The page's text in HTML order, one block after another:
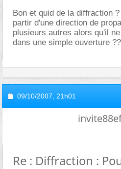
Bon et quid de la diffraction
partir d'une direction de
plusieurs autres alors qu'il
dans une simple ouverture ??
09/10/2007, 21h01
Re : Diffraction :